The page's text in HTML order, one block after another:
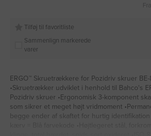
Tilføj til favoritliste
Sammenlign markerede
varer
ERGO™ Skruetrækkere for Pozidriv skruer
•Skruetrækker udviklet i henhold til Bahco's
Pozidriv skruer •Ergonomisk 3-komponent
som sikrer et meget højt vridmoment
begge ender af skaftet for hurtig identifikation